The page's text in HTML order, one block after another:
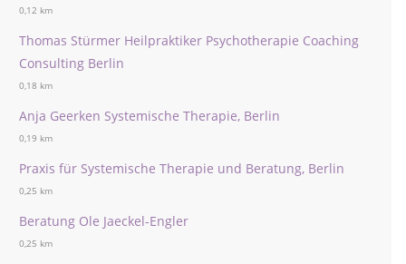
0,12 km
Thomas Stürmer Heilpraktiker Psychotherapie Coaching
Consulting Berlin
0,18 km
Anja Geerken Systemische Therapie, Berlin
0,19 km
Praxis für Systemische Therapie und Beratung, Berlin
0,25 km
Beratung Ole Jaeckel-Engler
0,25 km